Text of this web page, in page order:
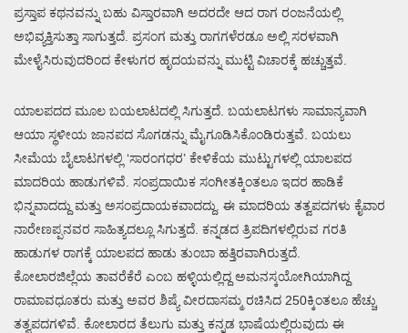
ಪ್ರಸ್ತಾಪ ಕಥನವನ್ನು ಬಹು ವಿಸ್ತಾರವಾಗಿ ಅದರದೇ ಆದ ರಾಗ ರಂಜನೆಯಲ್ಲಿ
ಅಭಿವ್ಯಕ್ತಿಸುತ್ತಾ ಸಾಗುತ್ತದೆ. ಪ್ರಸಂಗ ಮತ್ತು ರಾಗಗಳೆರಡೂ ಅಲ್ಲಿ ಸರಳವಾಗಿ
ಮೇಳೈಸಿರುವುದರಿಂದ ಕೇಳುಗರ ಹೃದಯವನ್ನು ಮುಟ್ಟಿ ವಿಚಾರಕ್ಕೆ ಹಚ್ಚುತ್ತವೆ.
ಯಾಲಪದದ ಮೂಲ ಬಯಲಾಟದಲ್ಲಿ ಸಿಗುತ್ತದೆ. ಬಯಲಾಟಗಳು ಸಾಮಾನ್ಯವಾಗಿ
ಆಯಾ ಸ್ಥಳೀಯ ಜಾನಪದ ಸೊಗಡನ್ನು ಮೈಗೂಡಿಸಿಕೊಂಡಿರುತ್ತವೆ. ಬಯಲು
ಸೀಮೆಯ ಬೈಲಾಟಗಳಲ್ಲಿ ‘ಸಾರಂಗಧರ’ ಕೇಳಿಕೆಯ ಮುಟ್ಟುಗಳಲ್ಲಿ ಯಾಲಪದ
ಮಾದರಿಯ ಹಾಡುಗಳಿವೆ. ಸಂಪ್ರದಾಯಿಕ ಸಂಗೀತಕ್ಕಿಂತಲೂ ಇದರ ಹಾಡಿಕೆ
ಭಿನ್ನವಾದದ್ದು ಮತ್ತು ಅಸಂಪ್ರದಾಯಕವಾದದ್ದು. ಈ ಮಾದರಿಯ ತತ್ವಪದಗಳು ಕೈವಾರ
ನಾರೇಣಪ್ಪನವರ ಸಾಹಿತ್ಯದಲ್ಲೂ ಸಿಗುತ್ತದೆ. ಕನ್ನಡದ ತ್ರಿಪದಿಗಳಲ್ಲಿರುವ ಗರತಿ
ಹಾಡುಗಳ ರಾಗಕ್ಕೆ ಯಾಲಪದ ಹಾಡು ತುಂಬಾ ಹತ್ತಿರವಾಗಿರುತ್ತದೆ.
ಕೋಲಾರಜಿಲ್ಲೆಯ ತಾವರೆಕೆರೆ ಎಂಬ ಹಳ್ಳಿಯಲ್ಲಿದ್ದ ಅಮನಸ್ಕಯೋಗಿಯಾಗಿದ್ದ
ರಾಮಾವಧೂತರು ಮತ್ತು ಅವರ ಶಿಷ್ಯೆ ವೀರದಾಸಮ್ಮ ರಚಿಸಿದ 250ಕ್ಕಿಂತಲೂ ಹೆಚ್ಚು
ತತ್ವಪದಗಳಿವೆ. ಕೋಲಾರದ ತೆಲುಗು ಮತ್ತು ಕನ್ನಡ ಭಾಷೆಯಲ್ಲಿರುವುದು ಈ